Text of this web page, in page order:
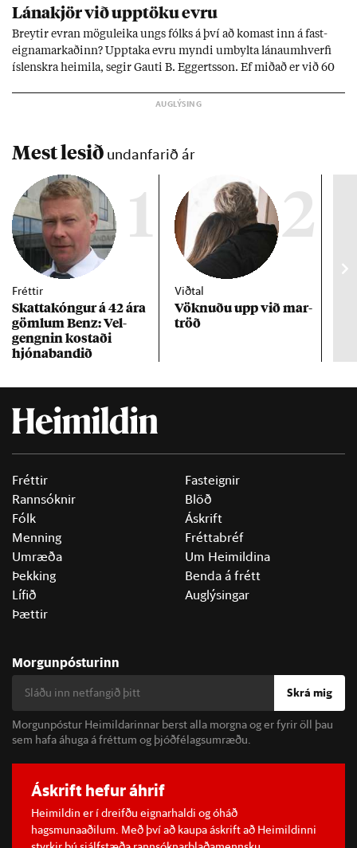
Lána­kjör við upp­töku evru
Breyt­ir evr­an mögu­leika ungs fólks á því að kom­ast inn á fast­
eigna­mark­að­inn? Upp­taka evru myndi um­bylta lánaum­hverfi
ís­lenskra heim­ila, seg­ir Gauti B. Eggerts­son. Ef mið­að er við 60
Mest lesið undanfarið ár
1
Fréttir
Skattakóng­ur á 42 ára
göml­um Benz: Vel­
gengn­in kostaði
hjóna­band­ið
2
Viðtal
Vökn­uðu upp við mar­
tröð
Fréttir
Rannsóknir
Fólk
Menning
Umræða
Þekking
Lífið
Þættir
Fasteignir
Blöð
Áskrift
Fréttabréf
Um Heimildina
Benda á frétt
Auglýsingar
Morgunpósturinn
Skrá mig
Morgunpóstur Heimildarinnar berst alla morgna og er fyrir öll þau
sem hafa áhuga á fréttum og þjóðfélagsumræðu.
Áskrift hefur áhrif
Heimildin er í dreifðu eignarhaldi og óháð
hagsmunaaðilum. Með því að kaupa áskrift að Heimildinni